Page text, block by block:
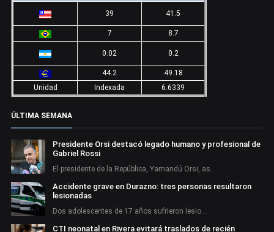
39 41.5
7 8.7
0.02 0.2
44.2
49.18
Unidad
Indexada 6.6339
ÚLTIMA SEMANA
Presidente Orsi destacó legado humano y profesional de
Gabriel Rossi
El presidente de la República, Yamandú Orsi, as…
Accidente grave en Durazno: tres personas resultaron
lesionadas
Dos adolescentes de 17 años sufrieron lesio…
CTI neonatal en Rivera evitará traslados de recién